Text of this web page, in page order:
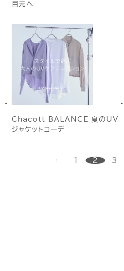
目元へ
Chacott BALANCE 夏のUV
ジャケットコーデ
1 2 3